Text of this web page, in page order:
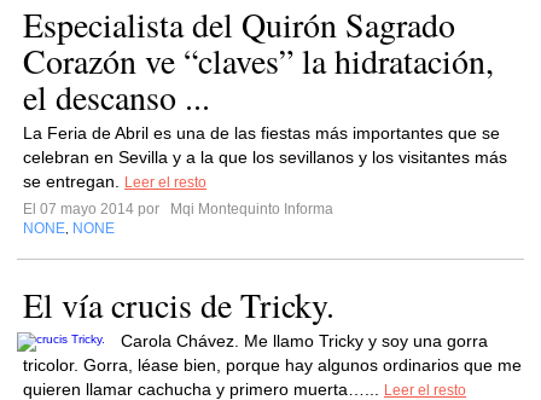
Especialista del Quirón Sagrado
Corazón ve “claves” la hidratación,
el descanso ...
La Feria de Abril es una de las fiestas más importantes que se
celebran en Sevilla y a la que los sevillanos y los visitantes más
se entregan.
Leer el resto
El 07 mayo 2014 por
Mqi Montequinto Informa
NONE NONE
El vía crucis de Tricky.
Carola Chávez. Me llamo Tricky y soy una gorra
tricolor. Gorra, léase bien, porque hay algunos ordinarios que me
quieren llamar cachucha y primero muerta…...
Leer el resto